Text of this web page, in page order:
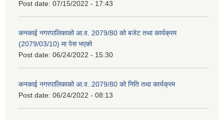
Post date: 07/15/2022 - 17:43
कनकाई नगरपालिकाको आ.व. 2079/80 को बजेट तथा कार्यक्रम
(2079/03/10) मा पेस भएको
Post date: 06/24/2022 - 15:30
कनकाई नगरपालिकाको आ.व. 2079/80 को निति तथा कार्यक्रम
Post date: 06/24/2022 - 08:13